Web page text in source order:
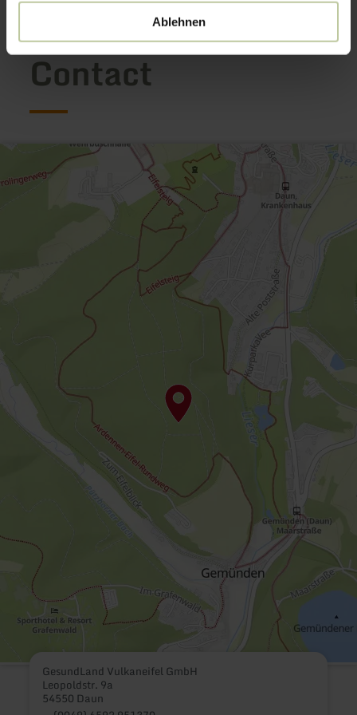
Ablehnen
Contact
GesundLand Vulkaneifel GmbH
Leopoldstr. 9a
54550 Daun